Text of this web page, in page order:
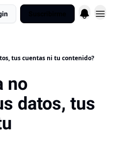
tus cuentas ni tu contenido?
no
datos, tus